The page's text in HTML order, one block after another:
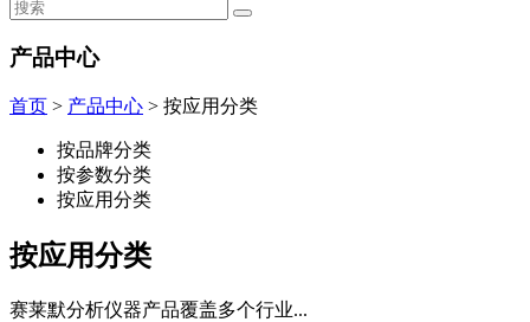
产品中心
首页 > 产品中心 > 按应用分类
按品牌分类
按参数分类
按应用分类
按应用分类
赛莱默分析仪器产品覆盖多个行业...